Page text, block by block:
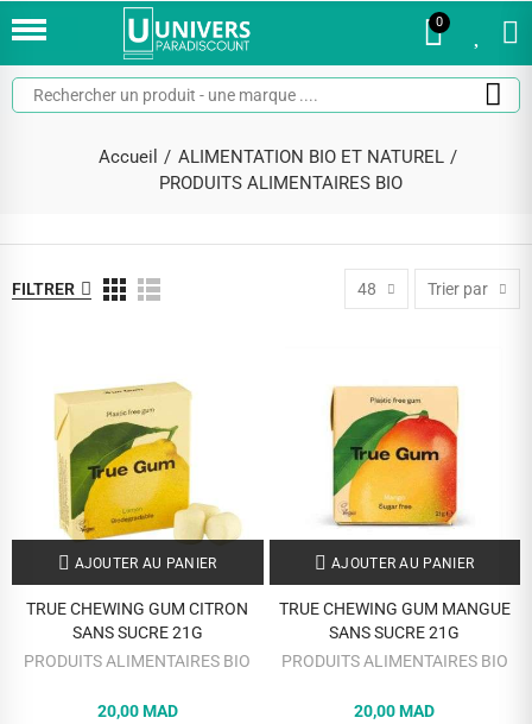
0
Accueil
ALIMENTATION BIO ET NATUREL
PRODUITS ALIMENTAIRES BIO
FILTRER 48 Trier par
AJOUTER AU PANIER
TRUE CHEWING GUM CITRON
SANS SUCRE 21G
PRODUITS ALIMENTAIRES BIO
20,00 MAD
AJOUTER AU PANIER
TRUE CHEWING GUM MANGUE
SANS SUCRE 21G
PRODUITS ALIMENTAIRES BIO
20,00 MAD